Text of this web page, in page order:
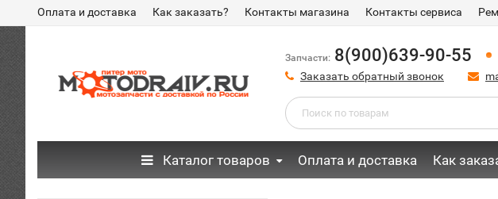
Оплата и доставка Как заказать? Контакты магазина Контакты сервиса
Запчасти: 8(900)639-90-55
Заказать обратный звонок
Каталог товаров Оплата и доставка Как